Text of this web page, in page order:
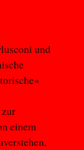
und
einem